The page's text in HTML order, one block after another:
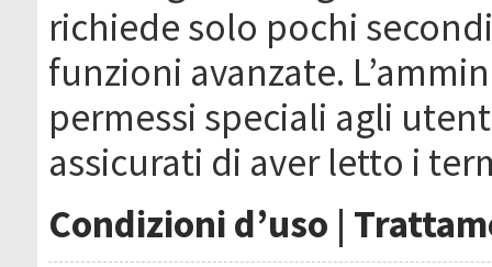
richiede solo pochi
funzioni avanzate.
permessi speciali agli
assicurati di aver letto i
Condizioni d’uso |